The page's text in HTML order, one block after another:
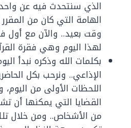
الذي سنتحدث فيه عن
الهامة التي كان من
وقت بعيد.. والآن مع أول
لهذا اليوم وهي فقرة
بكلمات الله وذكره نبدأ
الإذاعي.. ونرحب بكل
اللحظات الأولى من
القضايا التي يمكنها أن
من الأشخاص.. ومن خلال